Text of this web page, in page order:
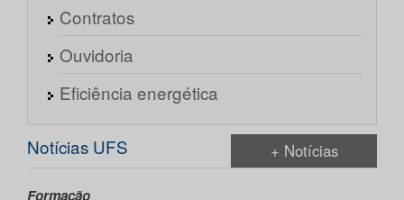
Contratos
Ouvidoria
Eficiência energética
Notícias UFS + Notícias
Formação